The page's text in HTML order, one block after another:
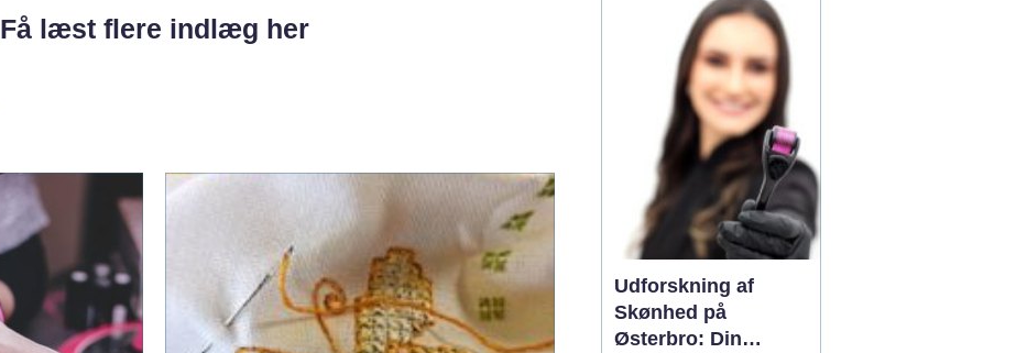
Få læst flere indlæg her
tidskrævende proces
med traditionel
hårfjerning. I Hillerød er
Udforskning af
Skønhed på
Østerbro: Din